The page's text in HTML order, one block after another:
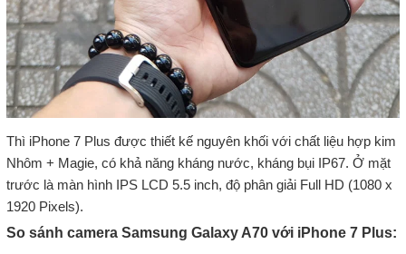
Thì iPhone 7 Plus được thiết kế nguyên khối với chất liệu hợp kim
Nhôm + Magie, có khả năng kháng nước, kháng bụi IP67. Ở mặt
trước là màn hình IPS LCD 5.5 inch, độ phân giải Full HD (1080 x
1920 Pixels).
So sánh camera Samsung Galaxy A70 với iPhone 7 Plus: